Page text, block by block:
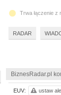
BiznesRadar.pl
EUV: ustaw
Trwa łączenie z
RADAR